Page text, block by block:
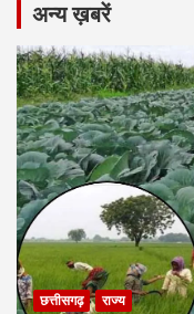
अन्य ख़बरें
छत्तीसगढ़ राज्य